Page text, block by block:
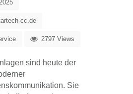
cc.de
2797 Views
sind heute der
Sie